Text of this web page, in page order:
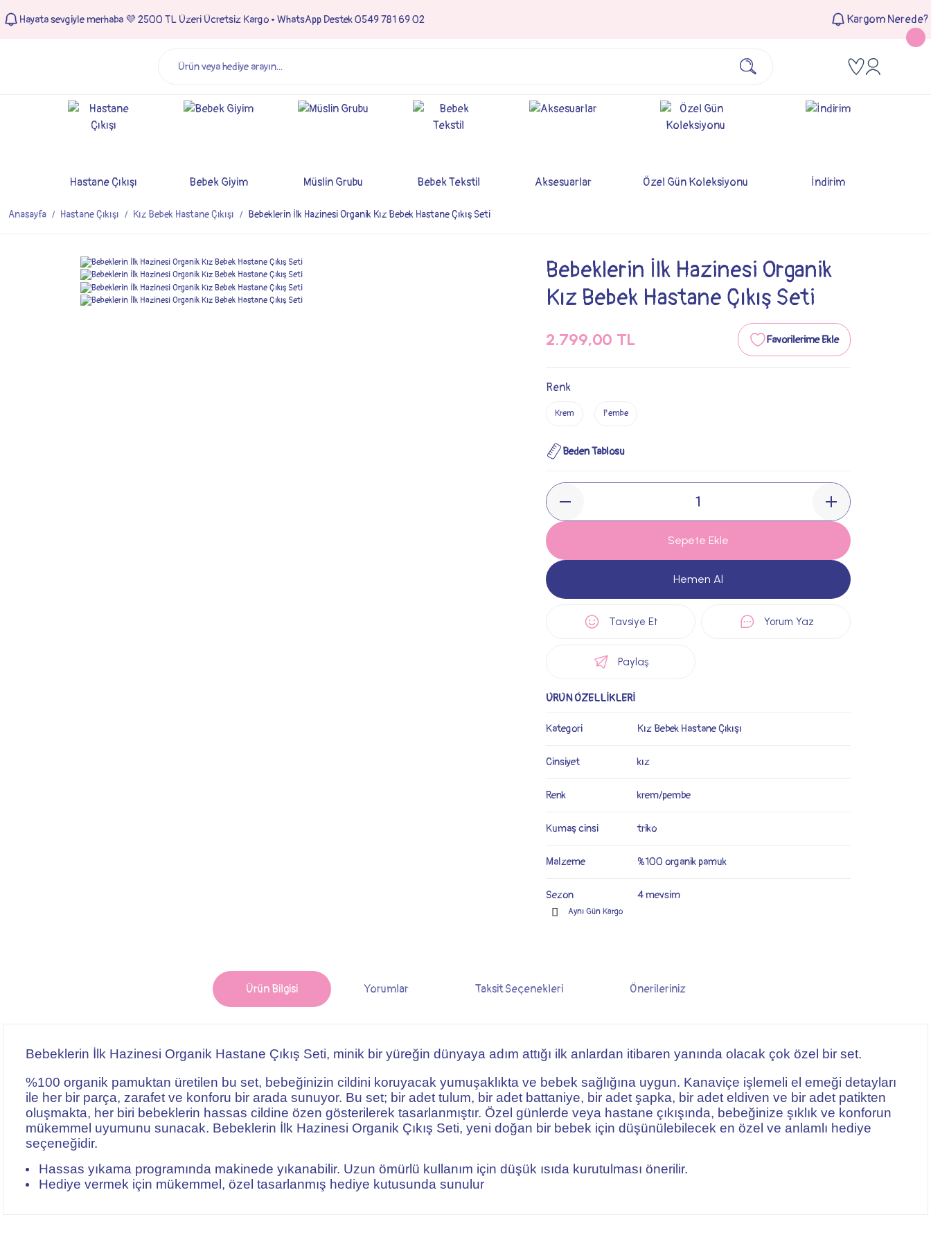
Hayata sevgiyle merhaba 💜 2500 TL Üzeri Ücretsiz Kargo • WhatsApp Destek 0549 781 69 02 Kargom Nerede?
Hastane Çıkışı Bebek Giyim Müslin Grubu Bebek Tekstil Aksesuarlar Özel Gün Koleksiyonu İndirim
Anasayfa Hastane Çıkışı Kız Bebek Hastane Çıkışı Bebeklerin İlk Hazinesi Organik Kız Bebek Hastane Çıkış Seti
Bebeklerin İlk Hazinesi Organik
Kız Bebek Hastane Çıkış Seti
2.799,00 TL
Renk
Krem Pembe
Beden Tablosu
Sepete Ekle
Hemen Al
Tavsiye Et Yorum Yaz
Paylaş
ÜRÜN ÖZELLİKLERİ
Kategori Kız Bebek Hastane Çıkışı
Cinsiyet kız
Renk krem/pembe
Kumaş cinsi triko
Malzeme %100 organik pamuk
Sezon 4 mevsim
Aynı Gün Kargo
Ürün Bilgisi Yorumlar Taksit Seçenekleri Önerileriniz
Bebeklerin İlk Hazinesi Organik Hastane Çıkış Seti, minik bir yüreğin dünyaya adım attığı ilk anlardan itibaren yanında olacak çok özel bir set.
%100 organik pamuktan üretilen bu set, bebeğinizin cildini koruyacak yumuşaklıkta ve bebek sağlığına uygun. Kanaviçe işlemeli el emeği detayları
ile her bir parça, zarafet ve konforu bir arada sunuyor. Bu set; bir adet tulum, bir adet battaniye, bir adet şapka, bir adet eldiven ve bir adet patikten
oluşmakta, her biri bebeklerin hassas cildine özen gösterilerek tasarlanmıştır. Özel günlerde veya hastane çıkışında, bebeğinize şıklık ve konforun
mükemmel uyumunu sunacak. Bebeklerin İlk Hazinesi Organik Çıkış Seti, yeni doğan bir bebek için düşünülebilecek en özel ve anlamlı hediye
seçeneğidir.
Hassas yıkama programında makinede yıkanabilir. Uzun ömürlü kullanım için düşük ısıda kurutulması önerilir.
Hediye vermek için mükemmel, özel tasarlanmış hediye kutusunda sunulur